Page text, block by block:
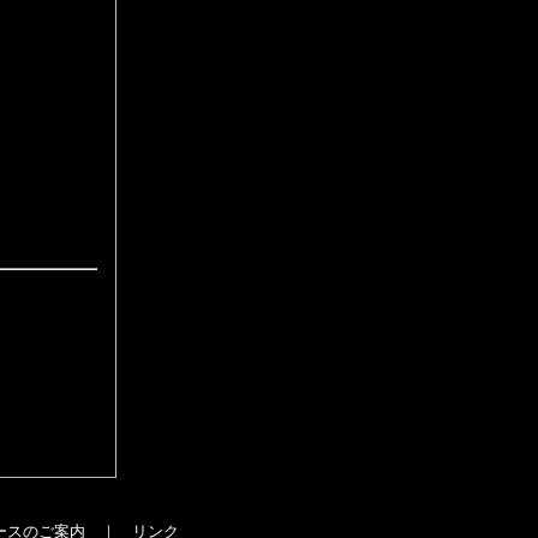
スのご案内 ｜ リンク